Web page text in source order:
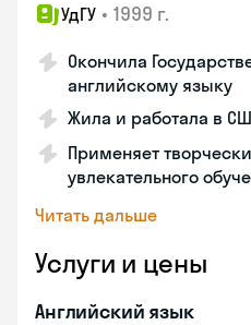
УдГУ • 1999 г.
Окончила
английскому языку
Жила и работала в
Применяет
увлекательного
Читать дальше
Услуги и цены
Английский язык